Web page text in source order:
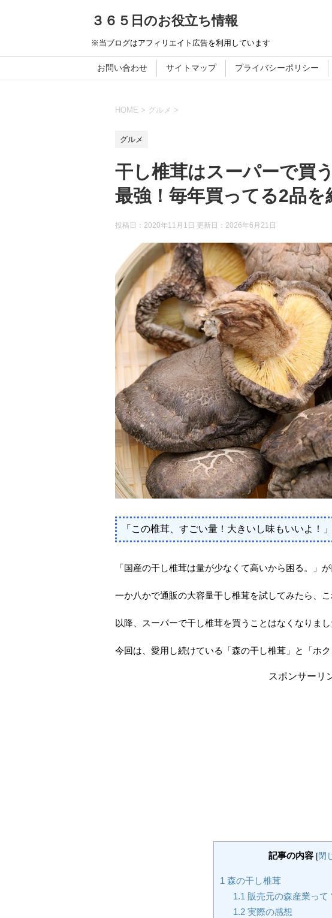
３６５日のお役立ち情報
※当ブログはアフィリエイト広告を利用しています
お問い合わせ サイトマップ プライバシーポリシー
HOME > グルメ >
グルメ
干し椎茸はスーパーで買
最強！毎年買ってる2品を
投稿日：2020年11月1日 更新日： 2026年6月21日
「この椎茸、すごい量！大きいし味もいいよ！」
「国産の干し椎茸は量が少なくて高いから困る。」が
一か八かで通販の大容量干し椎茸を試してみたら、
以降、スーパーで干し椎茸を買うことはなくなりまし
今回は、愛用し続けている「森の干し椎茸」と「ホ
スポンサーリ
記事の内容 [閉
1 森の干し椎茸
1.1 販売元の森産業って
1.2 実際の感想